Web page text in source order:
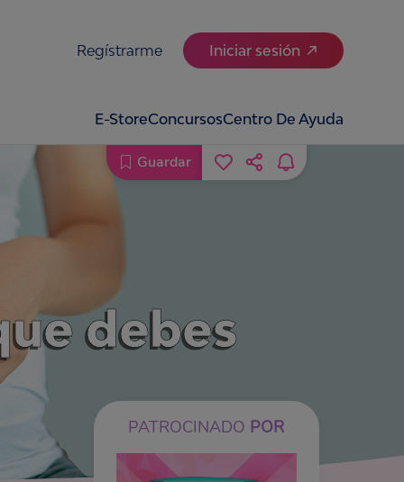
Regístrarme Iniciar sesión
E-StoreConcursosCentro De Ayuda
debes
PATROCINADO POR
Guardar